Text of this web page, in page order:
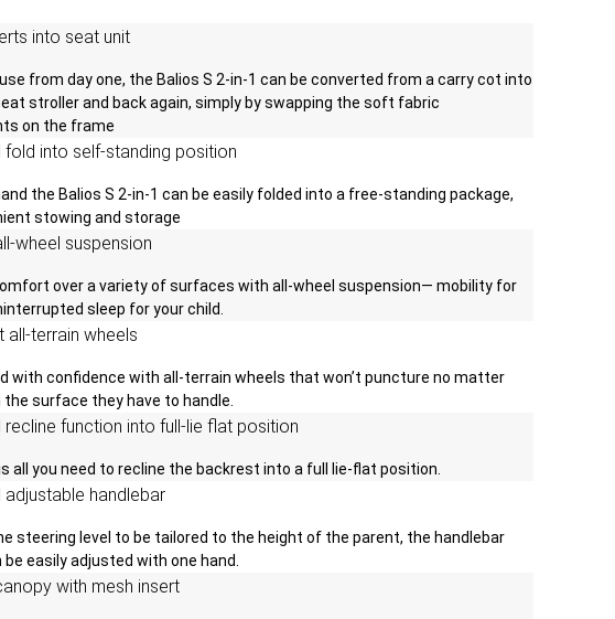
into seat unit
from day one, the Balios S 2-in-1 can be converted from a carry cot into
stroller and back again, simply by swapping the soft fabric
on the frame
fold into self-standing position
the Balios S 2-in-1 can be easily folded into a free-standing package,
stowing and storage
wheel suspension
over a variety of surfaces with all-wheel suspension— mobility for
sleep for your child.
all-terrain wheels
with confidence with all-terrain wheels that won’t puncture no matter
the surface they have to handle.
recline function into full-lie flat position
all you need to recline the backrest into a full lie-flat position.
adjustable handlebar
steering level to be tailored to the height of the parent, the handlebar
be easily adjusted with one hand.
with mesh insert